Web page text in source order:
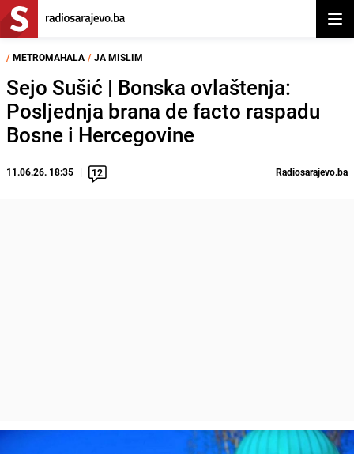
/ METROMAHALA / JA MISLIM
Sejo Sušić | Bonska ovlaštenja:
Posljednja brana de facto raspadu
Bosne i Hercegovine
11.06.26. 18:35 12 Radiosarajevo.ba